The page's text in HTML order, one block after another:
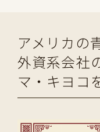
アメリカの
外資系会社
マ・キヨコ